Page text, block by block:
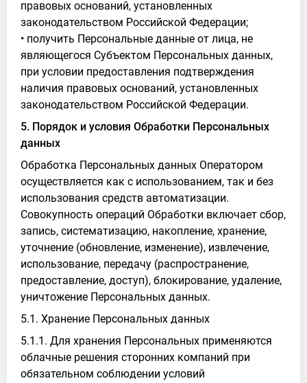
правовых оснований, установленных
законодательством Российской Федерации;
• получить Персональные данные от лица, не
являющегося Субъектом Персональных данных,
при условии предоставления подтверждения
наличия правовых оснований, установленных
законодательством Российской Федерации.
5. Порядок и условия Обработки Персональных
данных
Обработка Персональных данных Оператором
осуществляется как с использованием, так и без
использования средств автоматизации.
Совокупность операций Обработки включает сбор,
запись, систематизацию, накопление, хранение,
уточнение (обновление, изменение), извлечение,
использование, передачу (распространение,
предоставление, доступ), блокирование, удаление,
уничтожение Персональных данных.
5.1. Хранение Персональных данных
5.1.1. Для хранения Персональных применяются
облачные решения сторонних компаний при
обязательном соблюдении условий